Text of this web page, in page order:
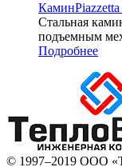
Камин
Стальная
подъемным
Подробнее
© 1997–2019 ООО